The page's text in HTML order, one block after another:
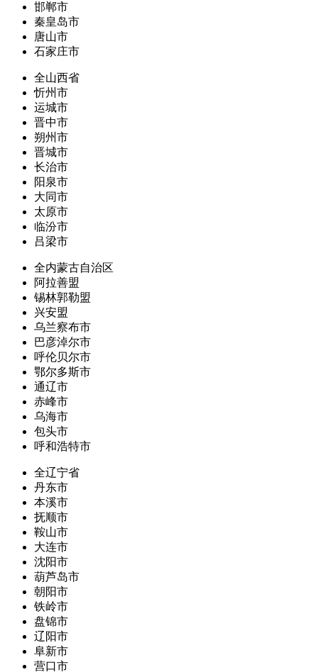
邯郸市
秦皇岛市
唐山市
石家庄市
全山西省
忻州市
运城市
晋中市
朔州市
晋城市
长治市
阳泉市
大同市
太原市
临汾市
吕梁市
全内蒙古自治区
阿拉善盟
锡林郭勒盟
兴安盟
乌兰察布市
巴彦淖尔市
呼伦贝尔市
鄂尔多斯市
通辽市
赤峰市
乌海市
包头市
呼和浩特市
全辽宁省
丹东市
本溪市
抚顺市
鞍山市
大连市
沈阳市
葫芦岛市
朝阳市
铁岭市
盘锦市
辽阳市
阜新市
营口市